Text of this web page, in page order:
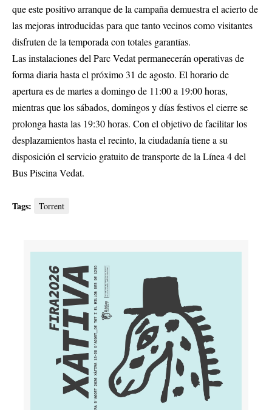
que este positivo arranque de la campaña demuestra el acierto de
las mejoras introducidas para que tanto vecinos como visitantes
disfruten de la temporada con totales garantías.
Las instalaciones del Parc Vedat permanecerán operativas de
forma diaria hasta el próximo 31 de agosto. El horario de
apertura es de martes a domingo de 11:00 a 19:00 horas,
mientras que los sábados, domingos y días festivos el cierre se
prolonga hasta las 19:30 horas. Con el objetivo de facilitar los
desplazamientos hasta el recinto, la ciudadanía tiene a su
disposición el servicio gratuito de transporte de la Línea 4 del
Bus Piscina Vedat.
Tags: Torrent